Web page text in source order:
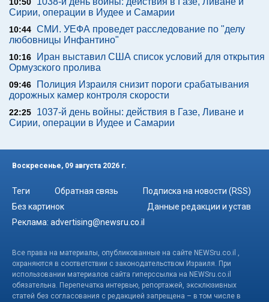
Сирии, операции в Иудее и Самарии
10:44 СМИ. УЕФА проведет расследование по "делу
любовницы Инфантино"
10:16
Иран выставил США список условий для открытия
Ормузского пролива
09:46
Полиция Израиля снизит пороги срабатывания
дорожных камер контроля скорости
22:25
1037-й день войны: действия в Газе, Ливане и
Сирии, операции в Иудее и Самарии
Воскресенье, 09 августа 2026 г.
Теги Обратная связь
Подписка на новости (RSS)
Без картинок
Данные редакции и устав
Реклама: advertising@newsru.co.il
Все права на материалы, опубликованные на сайте NEWSru.co.il ,
охраняются в соответствии с законодательством Израиля. При
использовании материалов сайта гиперссылка на NEWSru.co.il
обязательна. Перепечатка интервью, репортажей, эксклюзивных
статей без согласования с редакцией запрещена – в том числе в